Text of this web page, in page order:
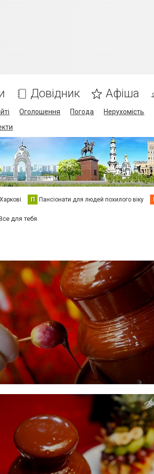
Довідник Афіша
Оголошення Погода Нерухомість
П Пансіонати для людей похилого віку
для тебя